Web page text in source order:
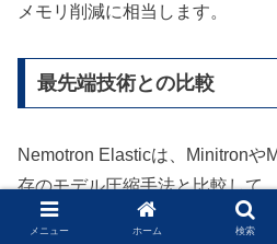
メモリ削減に相当します。
最先端技術との比較
Nemotron Elasticは、Minitronや
存のモデル圧縮手法と比較して
ト、メモリ効率の全てにおいて優
メニュー ホーム 検索